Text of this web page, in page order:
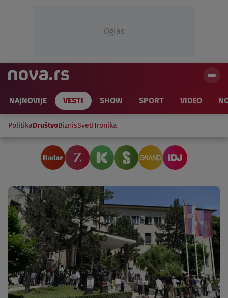
Oglas
NAJNOVIJE VESTI SHOW SPORT VIDEO
PolitikaDruštvoBiznisSvetHronika